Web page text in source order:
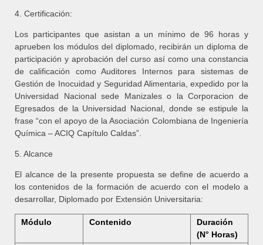
4. Certificación:
Los participantes que asistan a un mínimo de 96 horas y
aprueben los módulos del diplomado, recibirán un diploma de
participación y aprobación del curso así como una constancia
de calificación como Auditores Internos para sistemas de
Gestión de Inocuidad y Seguridad Alimentaria, expedido por la
Universidad Nacional sede Manizales o la Corporacion de
Egresados de la Universidad Nacional, donde se estipule la
frase “con el apoyo de la Asociación Colombiana de Ingeniería
Química – ACIQ Capítulo Caldas”.
5. Alcance
El alcance de la presente propuesta se define de acuerdo a
los contenidos de la formación de acuerdo con el modelo a
desarrollar, Diplomado por Extensión Universitaria:
Módulo Contenido
Duración
(N° Horas)